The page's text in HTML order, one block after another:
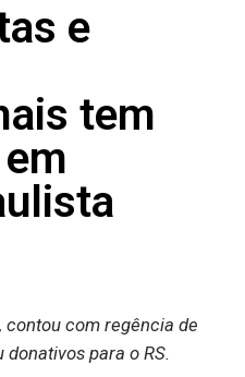
e
tem
com regência de
para o RS.